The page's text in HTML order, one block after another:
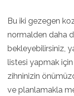
Bu iki gezegen
normalden daha
bekleyebilirsiniz,
listesi yapmak
zihninizin
ve planlamakla